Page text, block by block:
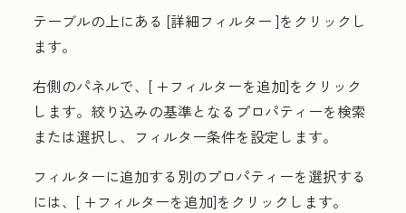
テーブルの上にある [詳細フィルター ]をクリックし
ます。
右側のパネルで、[ +フィルターを追加]をクリック
します。絞り込みの基準となる プロパティーを検索
または選択し、フィルター条件を設定します。
フィルターに追加する別のプロパティーを選択する
には、[ +フィルターを追加]をクリックします。